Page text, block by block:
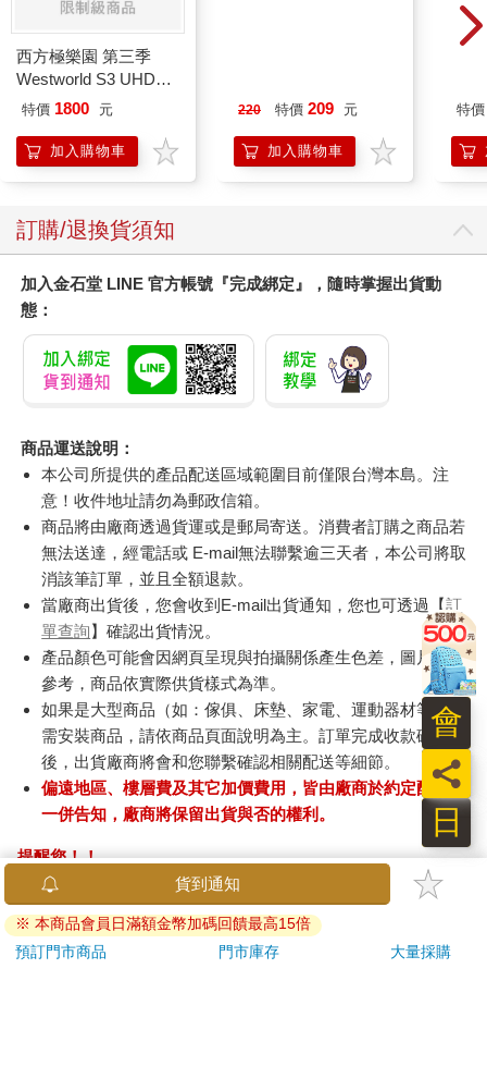
西方極樂園 第三季
Westworld S3 UHD＋
BD 六碟限定版
特價 1800 元
加入購物車
220 特價 209 元
加入購物車
特價
訂購/退換貨須知
加入金石堂 LINE 官方帳號『完成綁定』，隨時掌握出貨動
態：
商品運送說明：
本公司所提供的產品配送區域範圍目前僅限台灣本島。注
意！收件地址請勿為郵政信箱。
商品將由廠商透過貨運或是郵局寄送。消費者訂購之商品若
無法送達，經電話或 E-mail無法聯繫逾三天者，本公司將取
消該筆訂單，並且全額退款。
當廠商出貨後，您會收到E-mail出貨通知，您也可透過【訂
單查詢】確認出貨情況。
產品顏色可能會因網頁呈現與拍攝關係產生色差，圖片僅供
參考，商品依實際供貨樣式為準。
如果是大型商品（如：傢俱、床墊、家電、運動器材等）及
需安裝商品，請依商品頁面說明為主。訂單完成收款確認
後，出貨廠商將會和您聯繫確認相關配送等細節。
偏遠地區、樓層費及其它加價費用，皆由廠商於約定配送時
一併告知，廠商將保留出貨與否的權利。
提醒您！！
金石堂及銀行均不會請您操作ATM! 如接獲電話要求您前往
ATM提款機，請不要聽從指示，以免受騙上當！
退換貨須知：
日
員
會